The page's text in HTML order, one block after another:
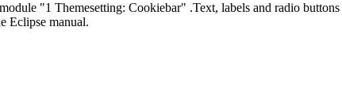
"1 Themesetting: Cookiebar" .Text, labels and radio
Eclipse manual.